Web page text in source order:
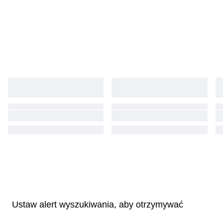
Ustaw alert wyszukiwania, aby otrzymywać